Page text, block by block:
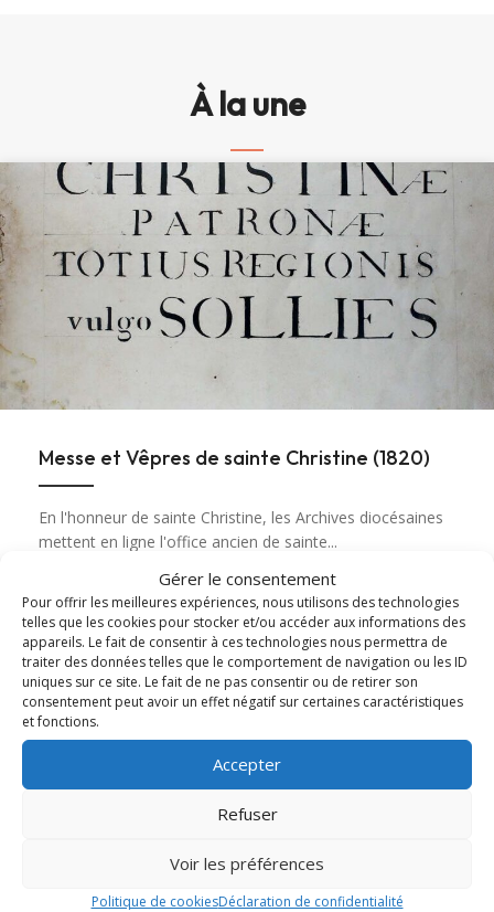
Gérer le consentement
Pour offrir les meilleures expériences, nous utilisons des technologies
telles que les cookies pour stocker et/ou accéder aux informations des
appareils. Le fait de consentir à ces technologies nous permettra de
traiter des données telles que le comportement de navigation ou les ID
uniques sur ce site. Le fait de ne pas consentir ou de retirer son
consentement peut avoir un effet négatif sur certaines caractéristiques
et fonctions.
Accepter
Refuser
Voir les préférences
Politique de cookiesDéclaration de confidentialité
À la une
Messe et Vêpres de sainte Christine (1820)
En l'honneur de sainte Christine, les Archives diocésaines
mettent en ligne l'office ancien de sainte...
Lire cet article about Messe et Vêpres de sainte Christine